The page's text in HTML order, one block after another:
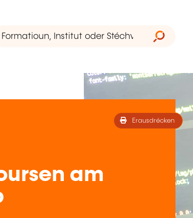
Erausdrécken
am